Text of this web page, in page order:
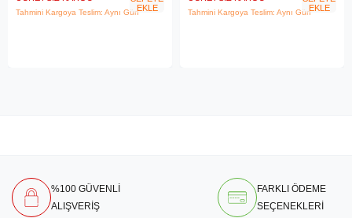
Tahmini Kargoya Teslim: Aynı GünEKLE
Tahmini Kargoya Teslim: Aynı GünEKLE
%100 GÜVENLİ
ALIŞVERİŞ
FARKLI ÖDEME
SEÇENEKLERİ